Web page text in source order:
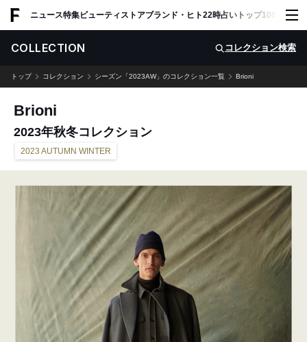
ニュース特集ビューティ ストアブランド・ヒト22時占い トップ100 スナッ
COLLECTION コレクション検索
トップ コレクション シーズン「2023AW」のコレクション一覧 Brioni
Brioni
2023年秋冬コレクション
2023 AUTUMN WINTER